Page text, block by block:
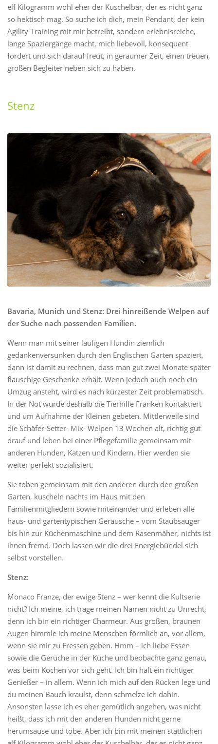
elf Kilogramm wohl eher der Kuschelbär, der es nicht ganz
so hektisch mag. So suche ich dich, mein Pendant, der kein
Agility-Training mit mir betreibt, sondern erlebnisreiche,
lange Spaziergänge macht, mich liebevoll, konsequent
fördert und sich darauf freut, in geraumer Zeit, einen treuen,
großen Begleiter neben sich zu haben.
Stenz
Bavaria, Munich und Stenz: Drei hinreißende Welpen auf
der Suche nach passenden Familien.
Wenn man mit seiner läufigen Hündin ziemlich
gedankenversunken durch den Englischen Garten spaziert,
dann ist damit zu rechnen, dass man gut zwei Monate später
flauschige Geschenke erhält. Wenn jedoch auch noch ein
Umzug ansteht, wird es nach kürzester Zeit problematisch.
In der Not wurde deshalb die Tierhilfe Franken kontaktiert
und um Aufnahme der Kleinen gebeten. Mittlerweile sind
die Schäfer-Setter- Mix- Welpen 13 Wochen alt, richtig gut
drauf und leben bei einer Pflegefamilie gemeinsam mit
anderen Hunden, Katzen und Kindern. Hier werden sie
weiter perfekt sozialisiert.
Sie toben gemeinsam mit den anderen durch den großen
Garten, kuscheln nachts im Haus mit den
Familienmitgliedern sowie miteinander und erleben alle
haus- und gartentypischen Geräusche – vom Staubsauger
bis hin zur Küchenmaschine und dem Rasenmäher, nichts ist
ihnen fremd. Doch lassen wir die drei Energiebündel sich
selbst vorstellen.
Stenz:
Monaco Franze, der ewige Stenz – wer kennt die Kultserie
nicht? Ich meine, ich trage meinen Namen nicht zu Unrecht,
denn ich bin ein richtiger Charmeur. Aus großen, braunen
Augen himmle ich meine Menschen förmlich an, vor allem,
wenn sie mir zu Fressen geben. Hmm – ich liebe Essen
sowie die Gerüche in der Küche und beobachte ganz genau,
was beim Kochen vor sich geht. Ich bin halt ein richtiger
Genießer – in allem. Wenn ich mich auf den Rücken lege und
du meinen Bauch kraulst, denn schmelze ich dahin.
Ansonsten lasse ich es eher gemütlich angehen, was nicht
heißt, dass ich mit den anderen Hunden nicht gerne
herumsause und tobe. Aber ich bin mit meinen stattlichen